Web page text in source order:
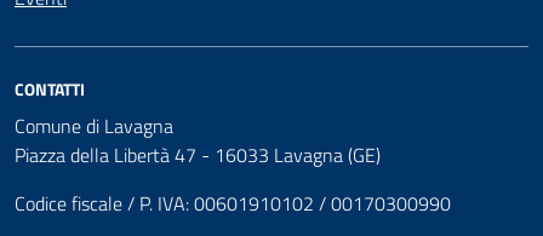
CONTATTI
Comune di Lavagna
Piazza della Libertà 47 - 16033 Lavagna (GE)
Codice fiscale / P. IVA: 00601910102 / 00170300990